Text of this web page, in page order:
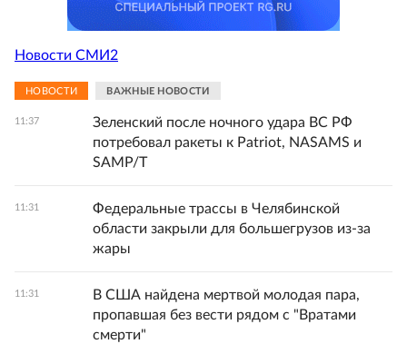
Новости СМИ2
НОВОСТИ ВАЖНЫЕ НОВОСТИ
11:37
Зеленский после ночного удара ВС РФ
потребовал ракеты к Patriot, NASAMS и
SAMP/T
11:31
Федеральные трассы в Челябинской
области закрыли для большегрузов из-за
жары
11:31
В США найдена мертвой молодая пара,
пропавшая без вести рядом с "Вратами
смерти"